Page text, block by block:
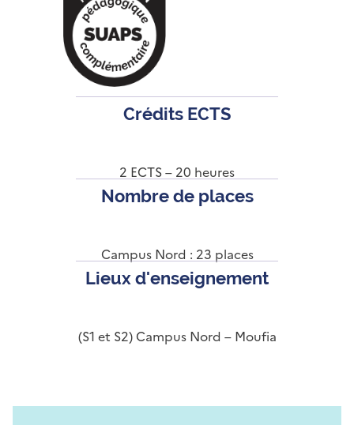
Crédits ECTS
2 ECTS – 20 heures
Nombre de places
Campus Nord : 23 places
Lieux d'enseignement
(S1 et S2) Campus Nord – Moufia